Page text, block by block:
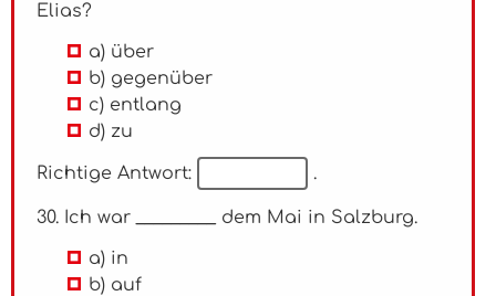
Elias?
a) über
b) gegenüber
c) entlang
d) zu
Richtige Antwort: .
30. Ich war _________ dem Mai in Salzburg.
a) in
b) auf